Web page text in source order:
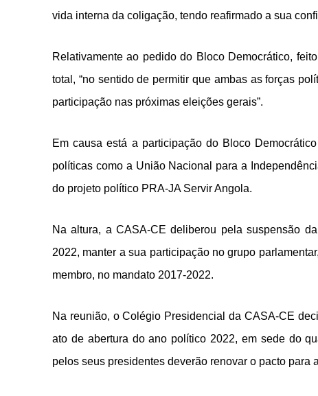
vida interna da coligação, tendo reafirmado a sua
Relativamente ao pedido do Bloco Democrático,
total, “no sentido de permitir que ambas as forças
participação nas próximas eleições gerais”.
Em causa está a participação do Bloco
políticas como a União Nacional para a
do projeto político PRA-JA Servir Angola.
Na altura, a CASA-CE deliberou pela suspensão
2022, manter a sua participação no grupo
membro, no mandato 2017-2022.
Na reunião, o Colégio Presidencial da CASA-CE
ato de abertura do ano político 2022, em sede do
pelos seus presidentes deverão renovar o pacto